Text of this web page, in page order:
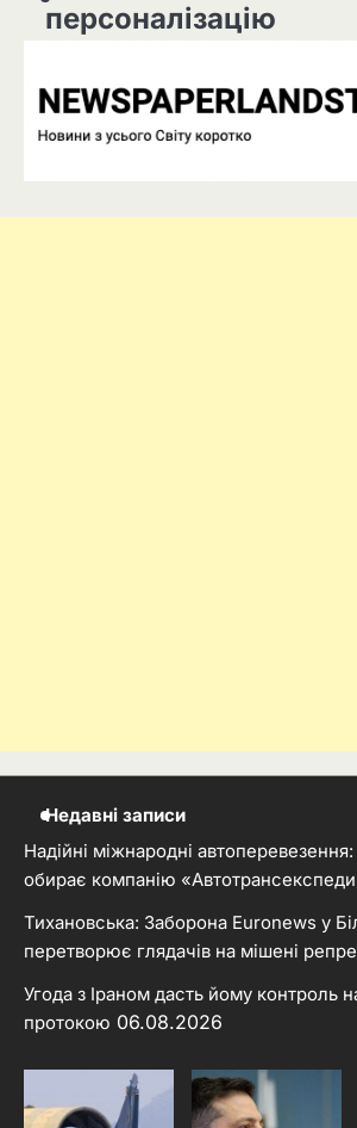
персоналізацію
Недавні записи
Надійні міжнародні
обирає компанію
Тихановська: Заборона Euronews у
перетворює глядачів на мішені
Угода з Іраном дасть йому контроль
протокою 06.08.2026